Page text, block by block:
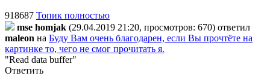
918687 Топик полностью
mse homjak (29.04.2019 21:20, просмотров: 670) ответил
maleon на Буду Вам очень благодарен, если Вы прочтёте на
картинке то, чего не смог прочитать я.
"Read data buffer"
Ответить